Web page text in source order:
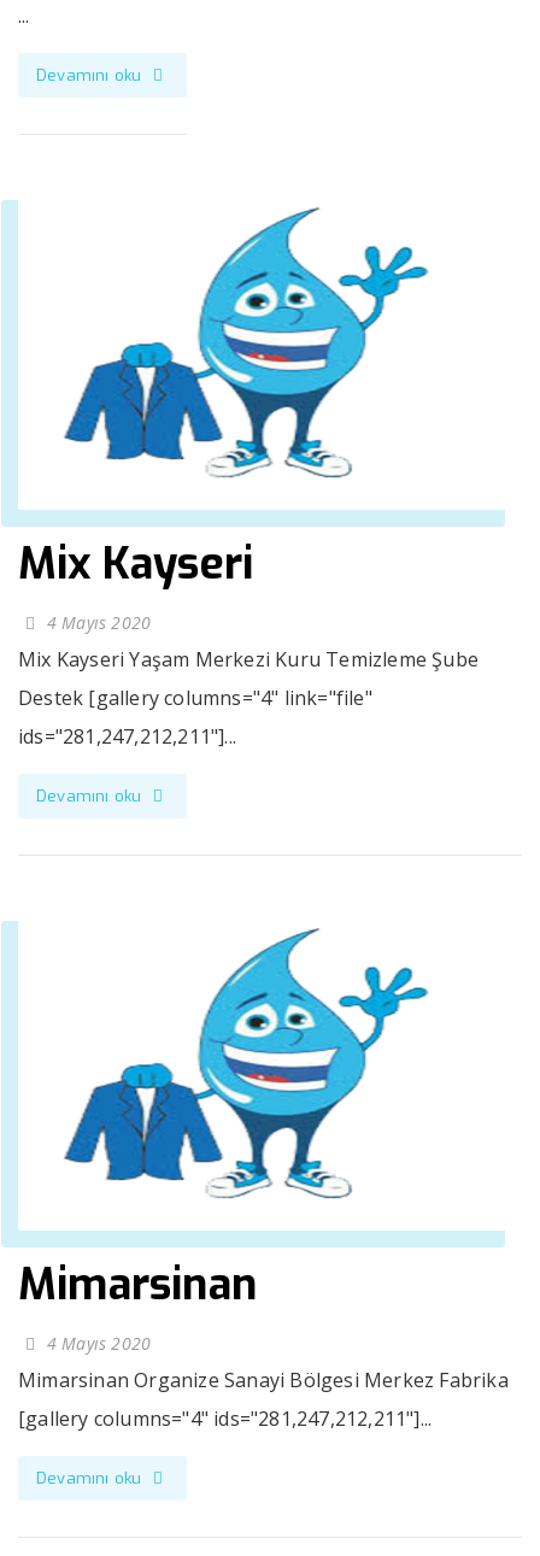
...
Devamını oku
Mix Kayseri
4 Mayıs 2020
Mix Kayseri Yaşam Merkezi Kuru Temizleme Şube
Destek [gallery columns="4" link="file"
ids="281,247,212,211"]...
Devamını oku
Mimarsinan
4 Mayıs 2020
Mimarsinan Organize Sanayi Bölgesi Merkez Fabrika
[gallery columns="4" ids="281,247,212,211"]...
Devamını oku